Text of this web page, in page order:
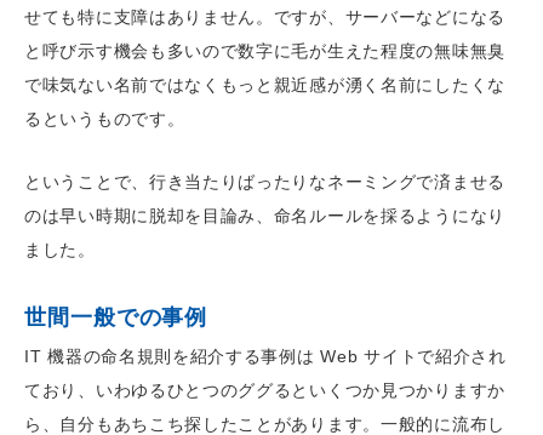
せても特に支障はありません。ですが、サーバーなどになる
と呼び示す機会も多いので数字に毛が生えた程度の無味無臭
で味気ない名前ではなくもっと親近感が湧く名前にしたくな
るというものです。
ということで、行き当たりばったりなネーミングで済ませる
のは早い時期に脱却を目論み、命名ルールを採るようになり
ました。
世間一般での事例
IT 機器の命名規則を紹介する事例は Web サイトで紹介され
ており、いわゆるひとつのググるといくつか見つかりますか
ら、自分もあちこち探したことがあります。一般的に流布し